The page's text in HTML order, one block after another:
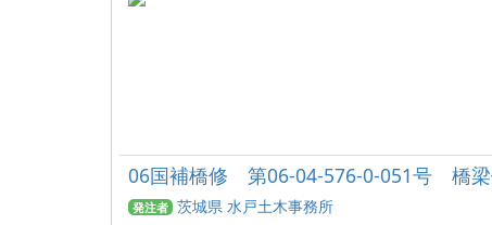
06国補橋修 第06-04-576-0-051号 橋梁
発注者 茨城県 水戸土木事務所